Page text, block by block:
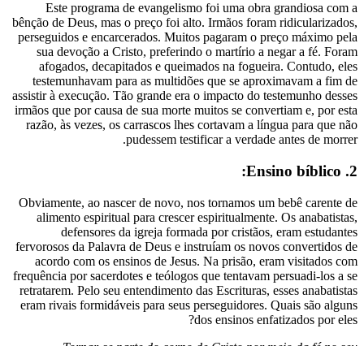
Este programa de evangelismo foi
bênção de Deus, mas o preço foi alto.
perseguidos e encarcerados. Muitos
sua devoção a Cristo, preferindo o
afogados, decapitados e queimados
testemunhavam para as multidões que
assistir à execução. Tão grande era o
irmãos que por causa de sua morte muitos
razão, às vezes, os carrascos lhes
pudessem testificar
Obviamente, ao nascer de novo, nos
alimento espiritual para crescer
defensores da igreja formada por
fervorosos da Palavra de Deus e
acordo com os ensinos de Jesus. Na
frequência por sacerdotes e teólogos que
retratarem. Pelo seu entendimento das
eram rivais formidáveis para seus
dos